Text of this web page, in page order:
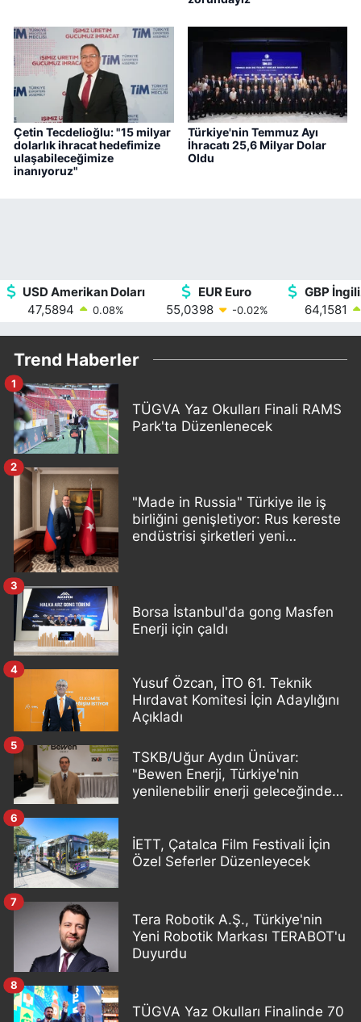
Çetin Tecdelioğlu: "15 milyar
dolarlık ihracat hedefimize
ulaşabileceğimize
inanıyoruz"
Türkiye'nin Temmuz Ayı
İhracatı 25,6 Milyar Dolar
Oldu
USD Amerikan Doları
47,5894
0.08%
EUR Euro
55,0398
-0.02%
GBP
64,1581
Trend Haberler
TÜGVA Yaz Okulları Finali RAMS
Park'ta Düzenlenecek
1
"Made in Russia" Türkiye ile iş
birliğini genişletiyor: Rus kereste
endüstrisi şirketleri yeni
2
Borsa İstanbul'da gong Masfen
Enerji için çaldı
3
Yusuf Özcan, İTO 61. Teknik
Hırdavat Komitesi İçin Adaylığını
Açıkladı
4
TSKB/Uğur Aydın Ünüvar:
"Bewen Enerji, Türkiye'nin
yenilenebilir enerji geleceğinde
5
İETT, Çatalca Film Festivali İçin
Özel Seferler Düzenleyecek
6
Tera Robotik A.Ş., Türkiye'nin
Yeni Robotik Markası TERABOT'u
Duyurdu
7
TÜGVA Yaz Okulları Finalinde 70
8